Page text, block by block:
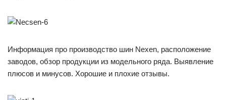
Информация про производство шин Nexen, расположение
заводов, обзор продукции из модельного ряда. Выявление
плюсов и минусов. Хорошие и плохие отзывы.